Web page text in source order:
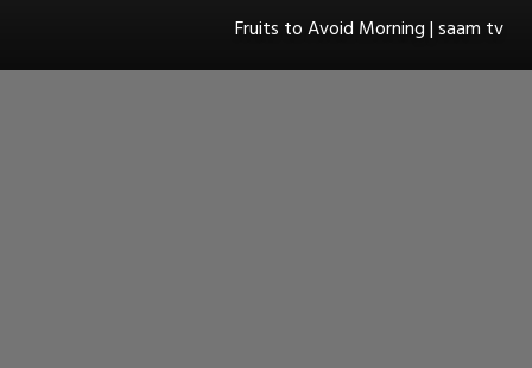
Fruits to Avoid Morning | saam tv